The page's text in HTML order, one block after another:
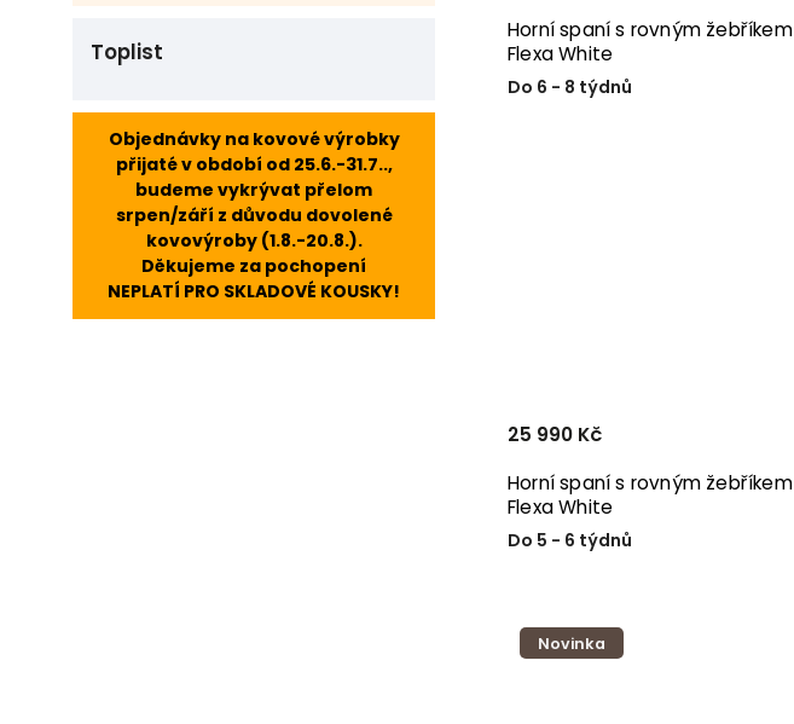
Toplist
Objednávky na kovové výrobky
přijaté v období od 25.6.-31.7..,
budeme vykrývat přelom
srpen/září z důvodu dovolené
kovovýroby (1.8.-20.8.).
Děkujeme za pochopení
NEPLATÍ PRO SKLADOVÉ KOUSKY!
Horní spaní s rovným žebříkem
Flexa White
Do 6 - 8 týdnů
Horní spaní s rovným žebříkem
Flexa White
Do 5 - 6 týdnů
25 990 Kč
Novinka